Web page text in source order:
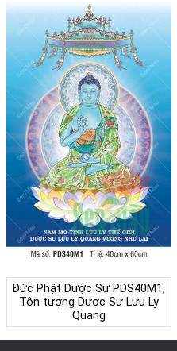
Đức Phật Dược Sư PDS40M1,
Tôn tượng Dược Sư Lưu Ly
Quang